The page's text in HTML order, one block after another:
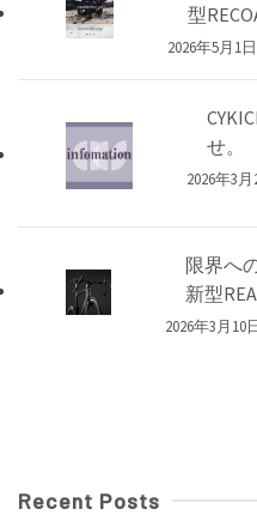
型
2026年5月1日
せ。
2026年3月
限界へ
新型
2026年3月10
Recent Posts